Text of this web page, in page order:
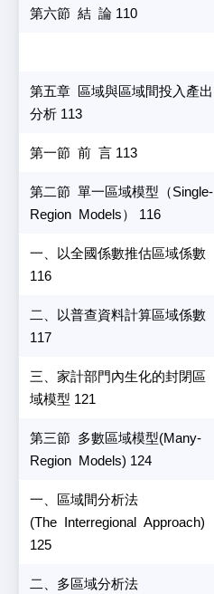
第六節 結 論 110
第五章 區域與區域間投入產出
分析 113
第一節 前 言 113
第二節 單一區域模型（Single-
Region Models） 116
一、以全國係數推估區域係數
116
二、以普查資料計算區域係數
117
三、家計部門內生化的封閉區
域模型 121
第三節 多數區域模型(Many-
Region Models) 124
一、區域間分析法
(The Interregional Approach)
125
二、多區域分析法